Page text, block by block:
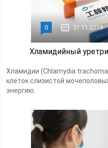
0 21.11.2019
Хламидийный
Хламидии (Chlamydia
клеток слизистой
энергию.